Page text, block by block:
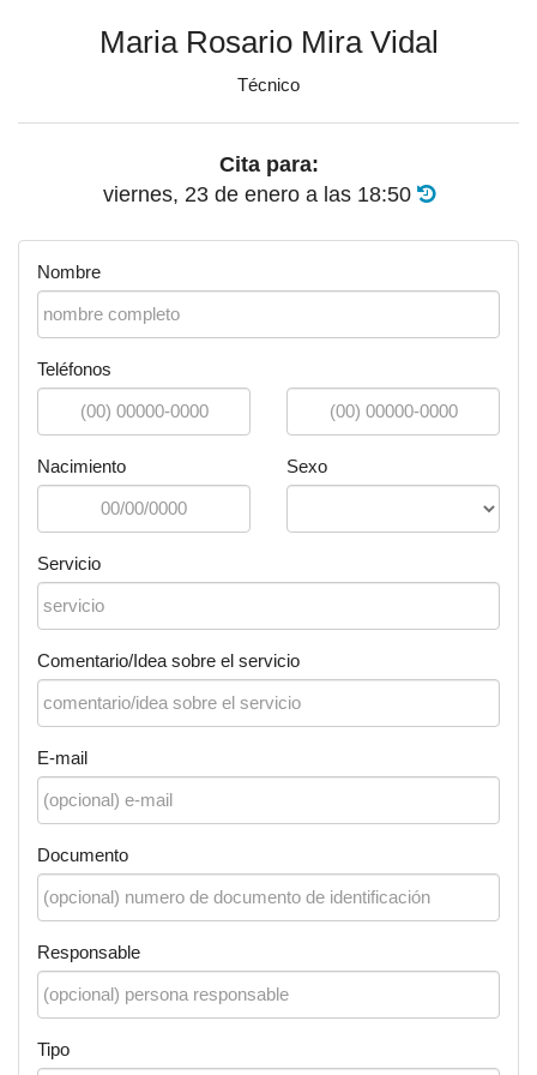
Maria Rosario Mira Vidal
Técnico
Cita para:
viernes, 23 de enero a las 18:50
Nombre
Teléfonos
Nacimiento Sexo
Servicio
Comentario/Idea sobre el servicio
E-mail
Documento
Responsable
Tipo